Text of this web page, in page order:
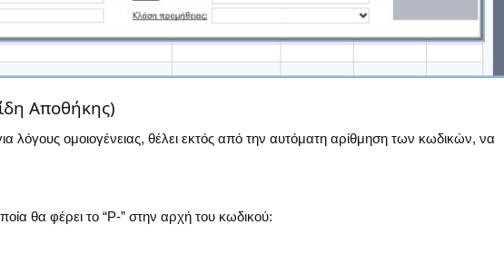
Αποθήκης)
λόγους ομοιογένειας, θέλει εκτός από την αυτόματη αρίθμηση των κωδικών, να
θα φέρει το “P-” στην αρχή του κωδικού: